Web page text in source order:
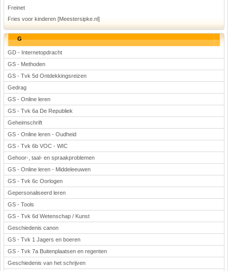
Freinet
Fries voor kinderen [Meestersipke.nl]
G
GD - Internetopdracht
GS - Methoden
GS - Tvk 5d Ontdekkingsreizen
Gedrag
GS - Online leren
GS - Tvk 6a De Republiek
Geheimschrift
GS - Online leren - Oudheid
GS - Tvk 6b VOC - WIC
Gehoor-, taal- en spraakproblemen
GS - Online leren - Middeleeuwen
GS - Tvk 6c Oorlogen
Gepersonaliseerd leren
GS - Tools
GS - Tvk 6d Wetenschap / Kunst
Geschiedenis canon
GS - Tvk 1 Jagers en boeren
GS - Tvk 7a Buitenplaatsen en regenten
Geschiedenis van het schrijven